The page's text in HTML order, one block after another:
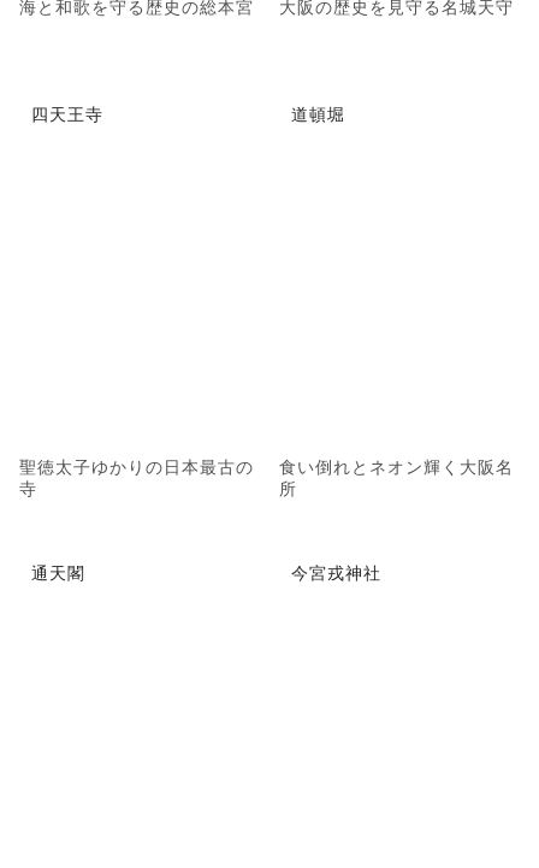
海と和歌を守る歴史の総本宮 大阪の歴史を見守る名城天守
四天王寺
聖徳太子ゆかりの日本最古の
寺
道頓堀
食い倒れとネオン輝く大阪名
所
通天閣 今宮戎神社